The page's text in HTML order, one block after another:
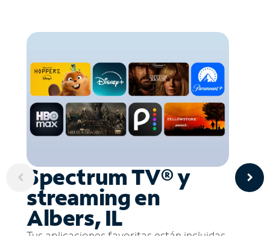
Spectrum TV® y
streaming en
Albers, IL